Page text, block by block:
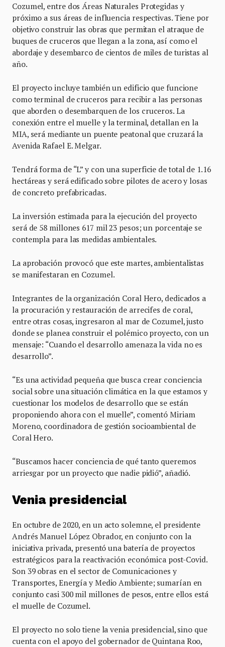
Cozumel, entre dos Áreas Naturales Protegidas y
próximo a sus áreas de influencia respectivas. Tiene por
objetivo construir las obras que permitan el atraque de
buques de cruceros que llegan a la zona, así como el
abordaje y desembarco de cientos de miles de turistas al
año.
El proyecto incluye también un edificio que funcione
como terminal de cruceros para recibir a las personas
que aborden o desembarquen de los cruceros. La
conexión entre el muelle y la terminal, detallan en la
MIA, será mediante un puente peatonal que cruzará la
Avenida Rafael E. Melgar.
Tendrá forma de “L” y con una superficie de total de 1.16
hectáreas y será edificado sobre pilotes de acero y losas
de concreto prefabricadas.
La inversión estimada para la ejecución del proyecto
será de 58 millones 617 mil 23 pesos; un porcentaje se
contempla para las medidas ambientales.
La aprobación provocó que este martes, ambientalistas
se manifestaran en Cozumel.
Integrantes de la organización Coral Hero, dedicados a
la procuración y restauración de arrecifes de coral,
entre otras cosas, ingresaron al mar de Cozumel, justo
donde se planea construir el polémico proyecto, con un
mensaje: “Cuando el desarrollo amenaza la vida no es
desarrollo”.
“Es una actividad pequeña que busca crear conciencia
social sobre una situación climática en la que estamos y
cuestionar los modelos de desarrollo que se están
proponiendo ahora con el muelle”, comentó Miriam
Moreno, coordinadora de gestión socioambiental de
Coral Hero.
“Buscamos hacer conciencia de qué tanto queremos
arriesgar por un proyecto que nadie pidió”, añadió.
Venia presidencial
En octubre de 2020, en un acto solemne, el presidente
Andrés Manuel López Obrador, en conjunto con la
iniciativa privada, presentó una batería de proyectos
estratégicos para la reactivación económica post-Covid.
Son 39 obras en el sector de Comunicaciones y
Transportes, Energía y Medio Ambiente; sumarían en
conjunto casi 300 mil millones de pesos, entre ellos está
el muelle de Cozumel.
El proyecto no solo tiene la venia presidencial, sino que
cuenta con el apoyo del gobernador de Quintana Roo,